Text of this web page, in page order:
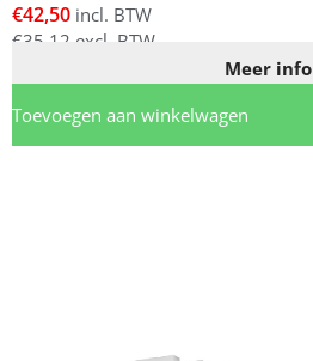
€42,50 incl. BTW
€35,12 excl. BTW
Meer info
Toevoegen aan winkelwagen